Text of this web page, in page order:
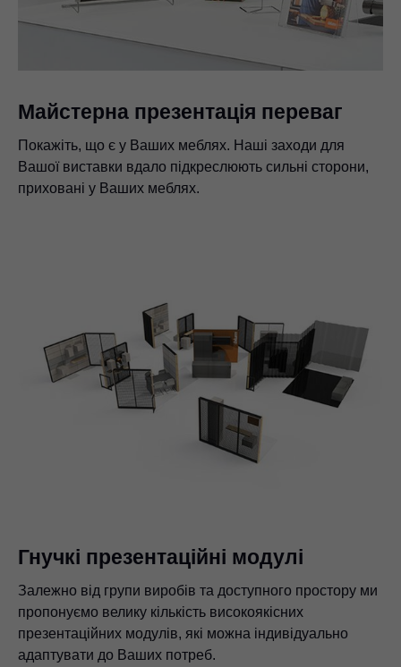
Майстерна презентація переваг
Покажіть, що є у Ваших меблях. Наші заходи для
Вашої виставки вдало підкреслюють сильні сторони,
приховані у Ваших меблях.
Гнучкі презентаційні модулі
Залежно від групи виробів та доступного простору ми
пропонуємо велику кількість високоякісних
презентаційних модулів, які можна індивідуально
адаптувати до Ваших потреб.